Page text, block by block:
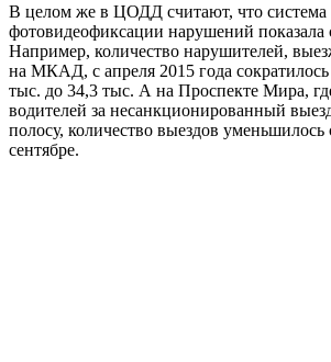
В целом же в ЦОДД считают, что система
фотовидеофиксации нарушений показала
Например, количество нарушителей,
на МКАД, с апреля 2015 года сократилось
тыс. до 34,3 тыс. А на Проспекте Мира,
водителей за несанкционированный
полосу, количество выездов
сентябре.